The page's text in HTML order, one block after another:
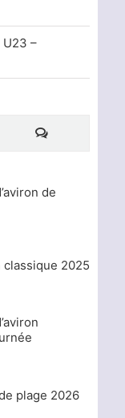
U23 –
de
classique 2025
plage 2026